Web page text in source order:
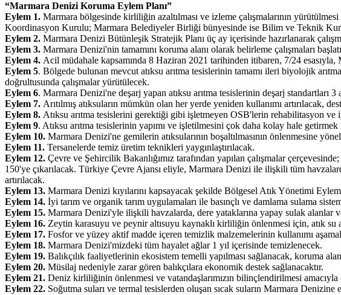
“Marmara Denizi Koruma Eylem Planı”
Eylem 1. Marmara bölgesinde kirliliğin azaltılması ve izleme çalışmalarının
Koordinasyon Kurulu; Marmara Belediyeler Birliği bünyesinde ise Bilim ve Teknik
Eylem 2. Marmara Denizi Bütünleşik Stratejik Planı üç ay içerisinde hazırlanarak
Eylem 3. Marmara Denizi'nin tamamını koruma alanı olarak belirleme çalışmaları
Eylem 4. Acil müdahale kapsamında 8 Haziran 2021 tarihinden itibaren, 7/24
Eylem 5. Bölgede bulunan mevcut atıksu arıtma tesislerinin tamamı ileri biyolojik
doğrultusunda çalışmalar yürütülecek.
Eylem 6. Marmara Denizi'ne deşarj yapan atıksu arıtma tesislerinin deşarj standartları
Eylem 7. Arıtılmış atıksuların mümkün olan her yerde yeniden kullanımı artırılacak,
Eylem 8. Atıksu arıtma tesislerini gerektiği gibi işletmeyen OSB'lerin rehabilitasyon ve
Eylem 9. Atıksu arıtma tesislerinin yapımı ve işletilmesini çok daha kolay hale
Eylem 10. Marmara Denizi'ne gemilerin atıksularının boşaltılmasının önlenmesine
Eylem 11. Tersanelerde temiz üretim teknikleri yaygınlaştırılacak.
Eylem 12. Çevre ve Şehircilik Bakanlığımız tarafından yapılan çalışmalar
150'ye çıkarılacak. Türkiye Çevre Ajansı eliyle, Marmara Denizi ile ilişkili tüm
artırılacak.
Eylem 13. Marmara Denizi kıyılarını kapsayacak şekilde Bölgesel Atık Yönetimi
Eylem 14. İyi tarım ve organik tarım uygulamaları ile basınçlı ve damlama sulama
Eylem 15. Marmara Denizi'yle ilişkili havzalarda, dere yataklarına yapay sulak
Eylem 16. Zeytin karasuyu ve peynir altısuyu kaynaklı kirliliğin önlenmesi için, atık su
Eylem 17. Fosfor ve yüzey aktif madde içeren temizlik malzemelerinin kullanımı
Eylem 18. Marmara Denizi'mizdeki tüm hayalet ağlar 1 yıl içerisinde temizlenecek.
Eylem 19. Balıkçılık faaliyetlerinin ekosistem temelli yapılması sağlanacak, koruma
Eylem 20. Müsilaj nedeniyle zarar gören balıkçılara ekonomik destek sağlanacaktır.
Eylem 21. Deniz kirliliğinin önlenmesi ve vatandaşlarımızın bilinçlendirilmesi
Eylem 22. Soğutma suları ve termal tesislerden oluşan sıcak suların Marmara